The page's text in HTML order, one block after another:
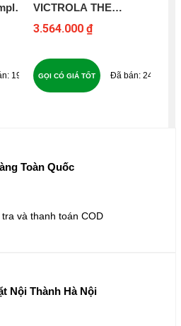
194
VICTROLA THE
EASTWOOD
3.564.000 ₫
240
GỌI CÓ GIÁ TỐT
Toàn Quốc
và thanh toán COD
Nội Thành Hà Nội